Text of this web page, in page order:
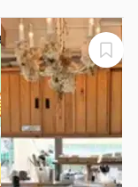
♡原宿の超
ト中‼︎】